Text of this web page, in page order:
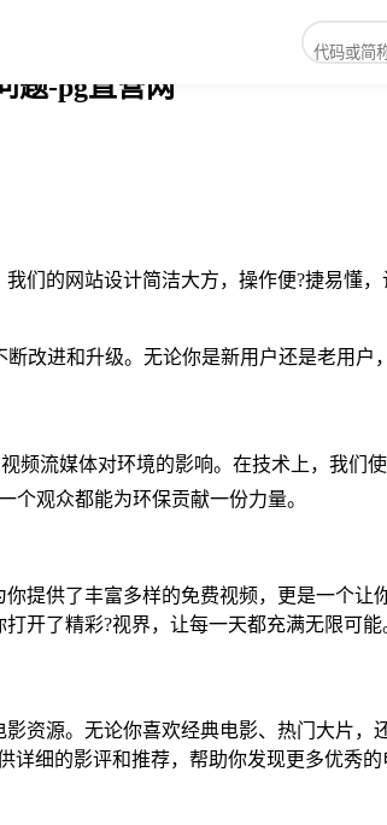
题-pg直营网
们的网站设计简洁大方，操作便?捷易
改进和升级。无论你是新用户还是老用户
频流媒体对环境的影响。在技术上，我
个观众都能为环保贡献一份力量。
你提供了丰富多样的免费视频，更是一个
开了精彩?视界，让每一天都充满无限可能
资源。无论你喜欢经典电影、热门大片
详细的影评和推荐，帮助你发现更多优秀的